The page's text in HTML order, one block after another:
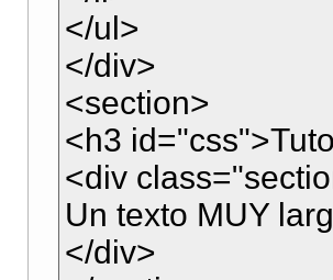
</ul>
</div>
<section>
<h3
<div
Un texto MUY
</div>